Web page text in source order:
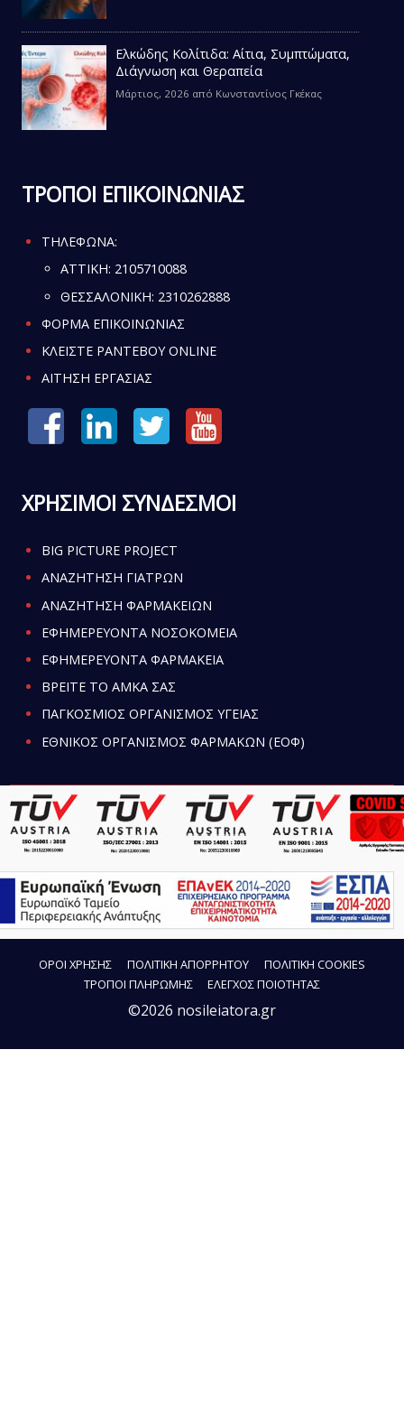
Ελκώδης Κολίτιδα: Αίτια, Συμπτώματα,
Διάγνωση και Θεραπεία
Μάρτιος, 2026 από Κωνσταντίνος Γκέκας
ΤΡΟΠΟΙ ΕΠΙΚΟΙΝΩΝΙΑΣ
ΤΗΛΕΦΩΝΑ:
ATTIKH: 2105710088
ΘΕΣΣΑΛΟΝΙΚΗ: 2310262888
ΦΟΡΜΑ ΕΠΙΚΟΙΝΩΝΙΑΣ
ΚΛΕΙΣΤΕ ΡΑΝΤΕΒΟΥ ONLINE
ΑΙΤΗΣΗ ΕΡΓΑΣΙΑΣ
ΧΡΗΣΙΜΟΙ ΣΥΝΔΕΣΜΟΙ
BIG PICTURE PROJECT
ΑΝΑΖΗΤΗΣΗ ΓΙΑΤΡΩΝ
ΑΝΑΖΗΤΗΣΗ ΦΑΡΜΑΚΕΙΩΝ
ΕΦΗΜΕΡΕΥΟΝΤΑ ΝΟΣΟΚΟΜΕΙΑ
ΕΦΗΜΕΡΕΥΟΝΤΑ ΦΑΡΜΑΚΕΙΑ
ΒΡΕΙΤΕ ΤΟ ΑΜΚΑ ΣΑΣ
ΠΑΓΚΟΣΜΙΟΣ ΟΡΓΑΝΙΣΜΟΣ ΥΓΕΙΑΣ
ΕΘΝΙΚΟΣ ΟΡΓΑΝΙΣΜΟΣ ΦΑΡΜΑΚΩΝ (ΕΟΦ)
ΟΡΟΙ ΧΡΗΣΗΣ ΠΟΛΙΤΙΚΗ ΑΠΟΡΡΗΤΟΥ
ΠΟΛΙΤΙΚΗ COOKIES
ΤΡΟΠΟΙ ΠΛΗΡΩΜΗΣ
ΕΛΕΓΧΟΣ ΠΟΙΟΤΗΤΑΣ
©2026 nosileiatora.gr